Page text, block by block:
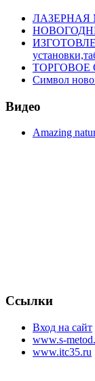
ЛАЗЕРНАЯ
Символ
Видео
Amazing
Ссылки
Вход на сайт
www.s-
www.itc35.ru